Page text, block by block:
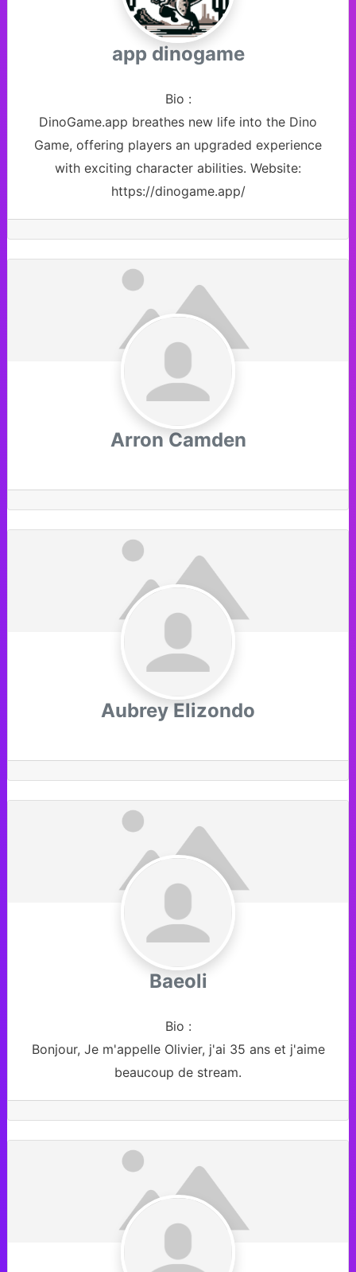
app dinogame
Bio :
DinoGame.app breathes new life into the Dino
Game, offering players an upgraded experience
with exciting character abilities. Website:
https://dinogame.app/
Arron Camden
Aubrey Elizondo
Baeoli
Bio :
Bonjour, Je m'appelle Olivier, j'ai 35 ans et j'aime
beaucoup de stream.